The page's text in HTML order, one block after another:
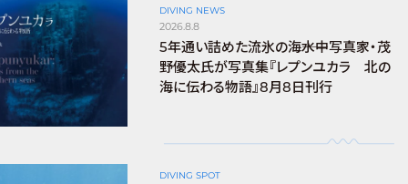
DIVING NEWS
2026.8.8
5年通い詰めた流氷の海――水中写真家・茂
野優太氏が写真集『レプンユカラ 北の
海に伝わる物語』8月8日刊行
DIVING SPOT